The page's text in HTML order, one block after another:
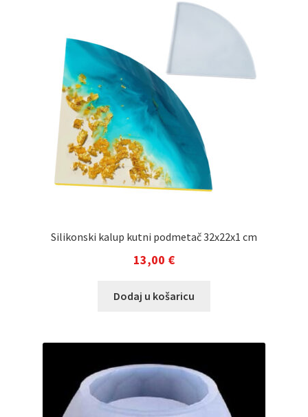
Silikonski kalup kutni podmetač 32x22x1 cm
13,00 €
Dodaj u košaricu